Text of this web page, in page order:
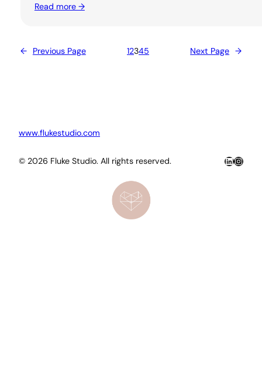
Read more →
← Previous Page 12345 Next Page →
www.flukestudio.com
© 2026 Fluke Studio. All rights reserved. LinkedIn